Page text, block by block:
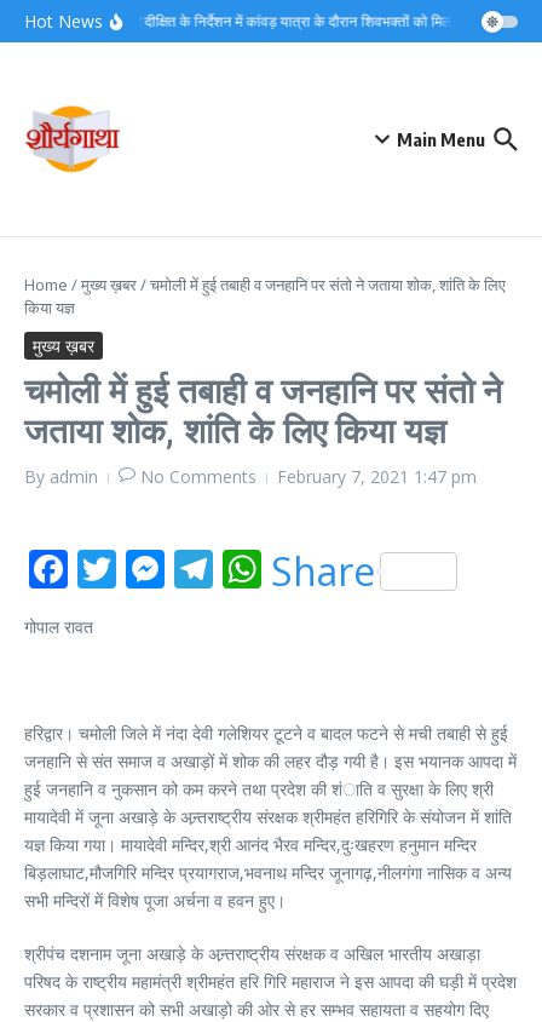
Skip to content
Hot Newsडीएम मयूर दीक्षित के निर्देशन में कांवड़ यात्रा के दौरान शिवभक्तों को मिल रहा त्वरित
Main Menu
Home /मुख्य ख़बर/चमोली में हुई तबाही व जनहानि पर संतो ने जताया शोक, शांति के लिए
किया यज्ञ
मुख्य ख़बर
चमोली में हुई तबाही व जनहानि पर संतो ने
जताया शोक, शांति के लिए किया यज्ञ
By admin No Comments February 7, 2021 1:47 pm
Facebook
Twitter
Messenger
Telegram
WhatsApp
Share
गोपाल रावत
हरिद्वार। चमोली जिले में नंदा देवी गलेशियर टूटने व बादल फटने से मची तबाही से हुई
जनहानि से संत समाज व अखाड़ों में शोक की लहर दौड़ गयी है। इस भयानक आपदा में
हुई जनहानि व नुकसान को कम करने तथा प्रदेश की शंाति व सुरक्षा के लिए श्री
मायादेवी में जूना अखाड़े के अन्र्तराष्ट्रीय संरक्षक श्रीमहंत हरिगिरि के संयोजन में शांति
यज्ञ किया गया। मायादेवी मन्दिर,श्री आनंद भैरव मन्दिर,दुःखहरण हनुमान मन्दिर
बिड़लाघाट,मौजगिरि मन्दिर प्रयागराज,भवनाथ मन्दिर जूनागढ़,नीलगंगा नासिक व अन्य
सभी मन्दिरों में विशेष पूजा अर्चना व हवन हुए।
श्रीपंच दशनाम जूना अखाड़े के अन्र्तराष्ट्रीय संरक्षक व अखिल भारतीय अखाड़ा
परिषद के राष्ट्रीय महामंत्री श्रीमहंत हरि गिरि महाराज ने इस आपदा की घड़ी में प्रदेश
सरकार व प्रशासन को सभी अखाड़ो की ओर से हर सम्भव सहायता व सहयोग दिए